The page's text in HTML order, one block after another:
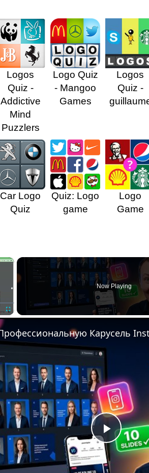
Logos
Quiz -
Addictive
Mind
Puzzlers
Logo Quiz
- Mangoo
Games
Logos
Quiz -
Car Logo
Quiz
Quiz: Logo
game
Logo
Game
×
Now Playing
Play